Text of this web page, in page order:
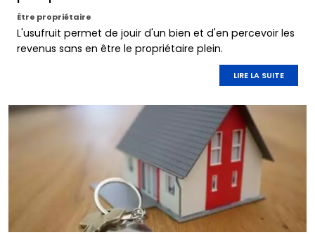
Être propriétaire
L'usufruit permet de jouir d'un bien et d'en percevoir les
revenus sans en être le propriétaire plein.
LIRE LA SUITE